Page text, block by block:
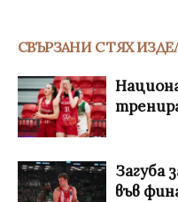
СВЪРЗАНИ С ТЯХ
Загуба
във